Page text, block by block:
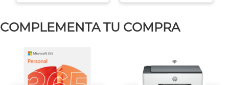
COMPLEMENTA TU COMPRA